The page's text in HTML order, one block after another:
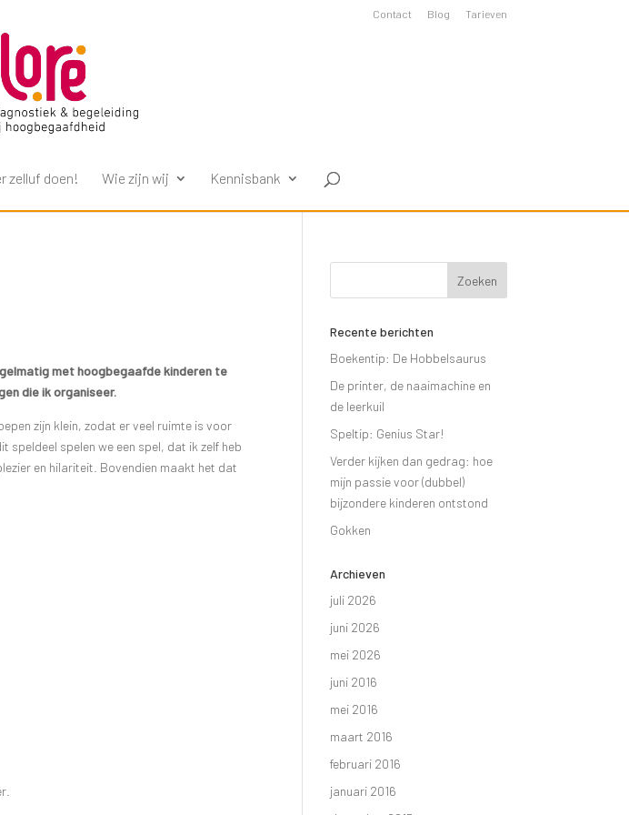
Contact Blog Tarieven
zelluf doen! Wie zijn wij Kennisbank
met hoogbegaafde kinderen te
die ik organiseer.
zijn klein, zodat er veel ruimte is voor
speldeel spelen we een spel, dat ik zelf heb
en hilariteit. Bovendien maakt het dat
Recente berichten
Boekentip: De Hobbelsaurus
De printer, de naaimachine en
de leerkuil
Speltip: Genius Star!
Verder kijken dan gedrag: hoe
mijn passie voor (dubbel)
bijzondere kinderen ontstond
Gokken
Archieven
juli 2026
juni 2026
mei 2026
juni 2016
mei 2016
maart 2016
februari 2016
januari 2016